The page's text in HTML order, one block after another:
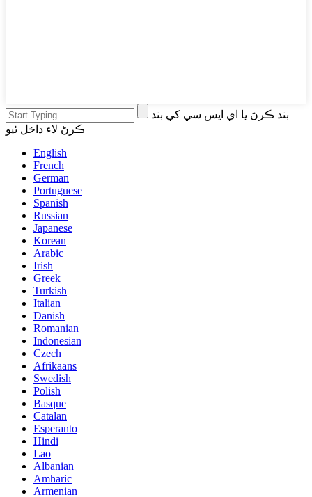
بند ڪرڻ يا اي ايس سي کي بند
ڪرڻ لاء داخل ٿيو
English
French
German
Portuguese
Spanish
Russian
Japanese
Korean
Arabic
Irish
Greek
Turkish
Italian
Danish
Romanian
Indonesian
Czech
Afrikaans
Swedish
Polish
Basque
Catalan
Esperanto
Hindi
Lao
Albanian
Amharic
Armenian